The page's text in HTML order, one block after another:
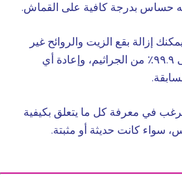
حساس بدرجة كافية على القماش.
إزالة بقع الزيت والروائح غير
المرغوب بها، والقضاء على ٩٩.٩٪ من الجراثيم، وإعادة أي
ترغب في معرفة كل ما يتعلق بكيفية
سواء كانت حديثة أو مثبتة.